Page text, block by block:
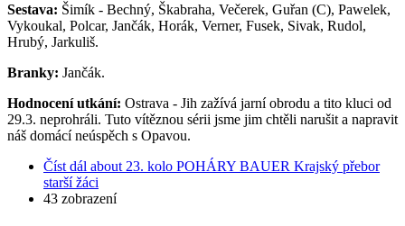
Sestava: Šimík - Bechný, Škabraha, Večerek, Guřan (C), Pawelek,
Vykoukal, Polcar, Jančák, Horák, Verner, Fusek, Sivak, Rudol,
Hrubý, Jarkuliš.
Branky: Jančák.
Hodnocení utkání: Ostrava - Jih zažívá jarní obrodu a tito kluci od
29.3. neprohráli. Tuto vítěznou sérii jsme jim chtěli narušit a napravit
náš domácí neúspěch s Opavou.
Číst dál about 23. kolo POHÁRY BAUER Krajský přebor
starší žáci
43 zobrazení